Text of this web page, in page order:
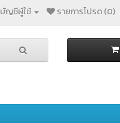
บัญชีผู้ใช้ รายการโปรด (0)